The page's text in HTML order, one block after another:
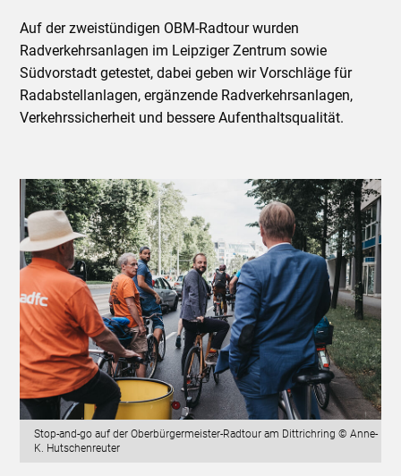
Auf der zweistündigen OBM-Radtour wurden
Radverkehrsanlagen im Leipziger Zentrum sowie
Südvorstadt getestet, dabei geben wir Vorschläge für
Radabstellanlagen, ergänzende Radverkehrsanlagen,
Verkehrssicherheit und bessere Aufenthaltsqualität.
Stop-and-go auf der Oberbürgermeister-Radtour am Dittrichring © Anne-
K. Hutschenreuter